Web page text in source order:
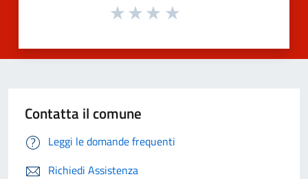
Contatta il comune
Leggi le domande frequenti
Richiedi Assistenza